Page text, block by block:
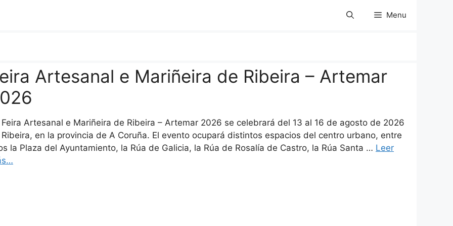
Menu
Artesanal e Mariñeira de Ribeira – Artemar
Feira Artesanal e Mariñeira de Ribeira – Artemar 2026 se celebrará del 13 al 16 de agosto de 2026
Ribeira, en la provincia de A Coruña. El evento ocupará distintos espacios del centro urbano, entre
la Plaza del Ayuntamiento, la Rúa de Galicia, la Rúa de Rosalía de Castro, la Rúa Santa … Leer